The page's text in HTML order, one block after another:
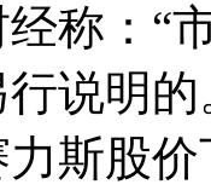
称：“
说明
斯股